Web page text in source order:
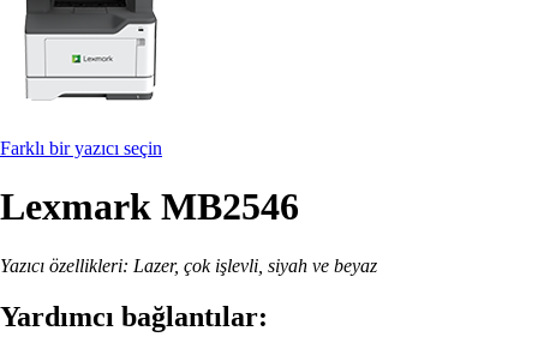
Farklı bir yazıcı seçin
Lexmark MB2546
Yazıcı özellikleri: Lazer, çok işlevli, siyah ve beyaz
Yardımcı bağlantılar: